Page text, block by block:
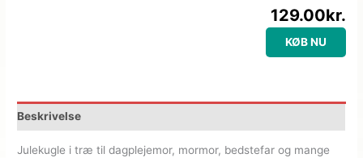
129.00kr.
KØB NU
Beskrivelse
Julekugle i træ til dagplejemor, mormor, bedstefar og mange